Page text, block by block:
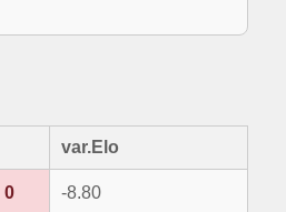
var.Elo
0 -8.80